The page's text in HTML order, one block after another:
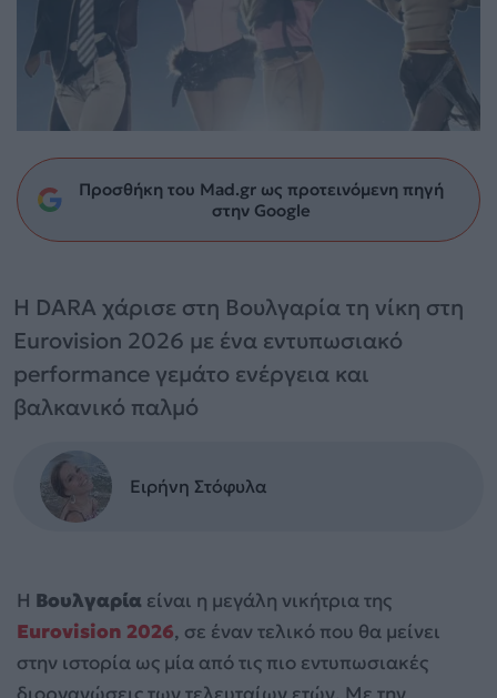
Προσθήκη του Mad.gr ως προτεινόμενη πηγή
στην Google
Η DARA χάρισε στη Βουλγαρία τη νίκη στη
Eurovision 2026 με ένα εντυπωσιακό
performance γεμάτο ενέργεια και
βαλκανικό παλμό
Ειρήνη Στόφυλα
Η Βουλγαρία είναι η μεγάλη νικήτρια της
Eurovision 2026, σε έναν τελικό που θα μείνει
στην ιστορία ως μία από τις πιο εντυπωσιακές
διοργανώσεις των τελευταίων ετών. Με την